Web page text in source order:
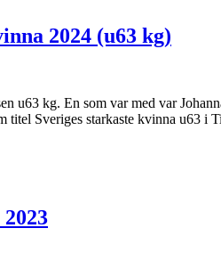
2024 (u63 kg)
u63 kg. En som var med var
titel Sveriges starkaste kvinna u63